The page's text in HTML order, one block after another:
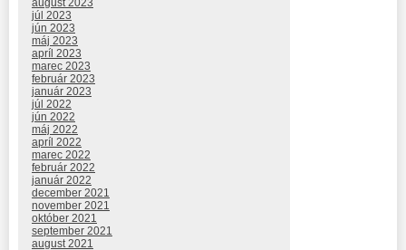
júl 2023
jún 2023
máj 2023
apríl 2023
marec 2023
február 2023
január 2023
júl 2022
jún 2022
máj 2022
apríl 2022
marec 2022
február 2022
január 2022
december 2021
november 2021
október 2021
september 2021
august 2021